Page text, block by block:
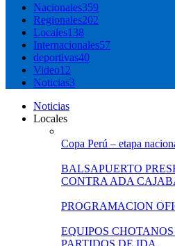
Nacionales359
Regionales202
Locales138
Internacionales57
deportivas40
Video12
Noticias3
Noticias
Locales
Copa Perú – etapa
BALSAPUERTO
CONTRA ADA
PROGRAMACION
EQUIPOS
PARTIDOS DE IDA